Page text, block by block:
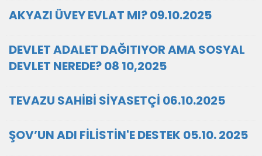
AKYAZI ÜVEY EVLAT MI? 09.10.2025
DEVLET ADALET DAĞITIYOR AMA SOSYAL
DEVLET NEREDE? 08 10,2025
TEVAZU SAHİBİ SİYASETÇİ 06.10.2025
ŞOV’UN ADI FİLİSTİN'E DESTEK 05.10. 2025